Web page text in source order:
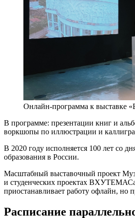
Онлайн-программа к выставке
В программе: презентации книг и
воркшопы по иллюстрации и
В 2020 году исполняется 100 лет со
образования в России.
Масштабный выставочный проект
и студенческих проектах ВХУТЕМАСа.
приостанавливает работу офлайн, но
Расписание